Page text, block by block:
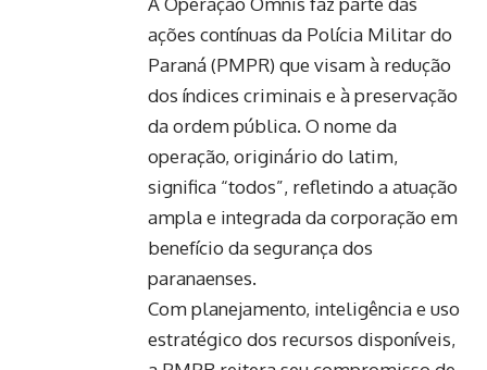
ações contínuas da Polícia Militar do
Paraná (PMPR) que visam à redução
dos índices criminais e à preservação
da ordem pública. O nome da
operação, originário do latim,
significa “todos”, refletindo a atuação
ampla e integrada da corporação em
benefício da segurança dos
paranaenses.
Com planejamento, inteligência e uso
estratégico dos recursos disponíveis,